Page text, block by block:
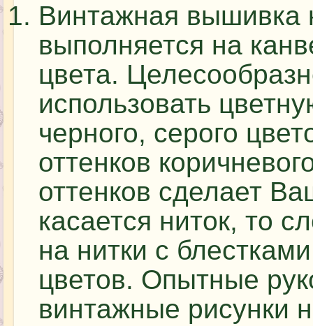
Винтажная вышивка
выполняется на
цвета.
использовать
черного, серого
оттенков
оттенков сделает
касается ниток, то
на нитки с
цветов. Опытные
винтажные рисунки